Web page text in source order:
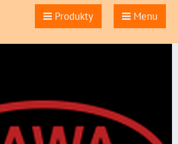
Produkty Menu